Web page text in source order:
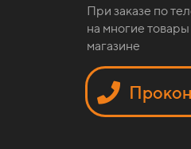
При заказе по
на многие
магазине